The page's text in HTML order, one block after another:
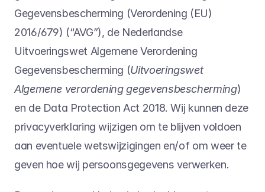
Gegevensbescherming (Verordening (EU)
2016/679) (“AVG”), de Nederlandse
Uitvoeringswet Algemene Verordening
Gegevensbescherming (Uitvoeringswet
Algemene verordening gegevensbescherming)
en de Data Protection Act 2018. Wij kunnen deze
privacyverklaring wijzigen om te blijven voldoen
aan eventuele wetswijzigingen en/of om weer te
geven hoe wij persoonsgegevens verwerken.